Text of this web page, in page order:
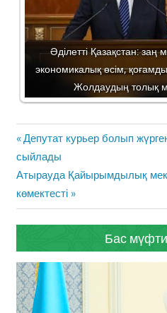
Әділетті Қазақстан: заң
экономикалық өсім,
Жолдаудың толық
Жазба
навигациясы
Previous
Post:
Депутат курьер болып
сыйлады
Next
Post:
Атырауда Қайырымдылық
көмектесті
Бас